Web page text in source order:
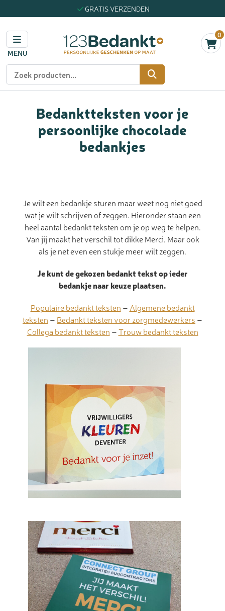
GRATIS VERZENDEN
MENU
0
Zoeken
Bedanktteksten voor je
persoonlijke chocolade
bedankjes
Je wilt een bedankje sturen maar weet nog niet goed
wat je wilt schrijven of zeggen. Hieronder staan een
heel aantal bedankt teksten om je op weg te helpen.
Van jij maakt het verschil tot dikke Merci. Maar ook
als je net even een stukje meer wilt zeggen.
Je kunt de gekozen bedankt tekst op ieder
bedankje naar keuze plaatsen.
Populaire bedankt teksten – Algemene bedankt
teksten – Bedankt teksten voor zorgmedewerkers –
Collega bedankt teksten –Trouw bedankt teksten